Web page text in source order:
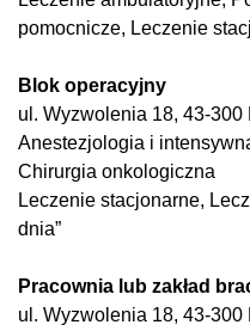
pomocnicze, Leczenie
Blok operacyjny
ul. Wyzwolenia 18, 43-300
Anestezjologia i
Chirurgia onkologiczna
Leczenie stacjonarne,
dnia”
Pracownia lub zakład
ul. Wyzwolenia 18, 43-300